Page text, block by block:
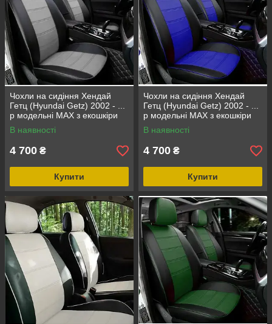
Чохли на сидіння Хендай
Гетц (Hyundai Getz) 2002 - ...
р модельні MAX з екошкіри
Чорно-сірий, графіт
В наявності
4 700 ₴
Купити
Чохли на сидіння Хендай
Гетц (Hyundai Getz) 2002 - ...
р модельні MAX з екошкіри
Чорно-синій
В наявності
4 700 ₴
Купити